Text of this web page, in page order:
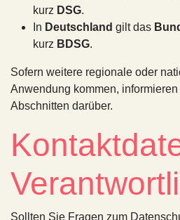
kurz DSG.
In Deutschland gilt das
kurz BDSG.
Sofern weitere regionale oder
Anwendung kommen,
Abschnitten darüber.
Sollten Sie Fragen zum